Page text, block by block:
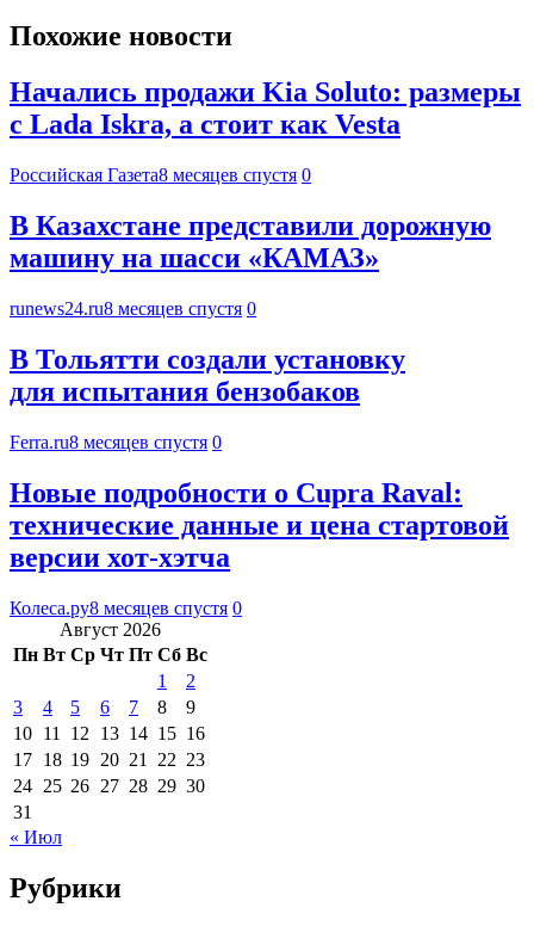
Похожие новости
Начались продажи Kia Soluto: размеры
с Lada Iskra, а стоит как Vesta
Российская Газета8 месяцев спустя 0
В Казахстане представили дорожную
машину на шасси «КАМАЗ»
runews24.ru8 месяцев спустя 0
В Тольятти создали установку
для испытания бензобаков
Ferra.ru8 месяцев спустя 0
Новые подробности о Cupra Raval:
технические данные и цена стартовой
версии хот-хэтча
Колеса.ру8 месяцев спустя 0
Август 2026
Пн Вт Ср Чт Пт Сб Вс
1
2
3
4 5 6 7 8
9
10 11 12 13 14 15 16
17 18 19 20 21 22 23
24 25 26 27 28 29 30
31
« Июл
Рубрики